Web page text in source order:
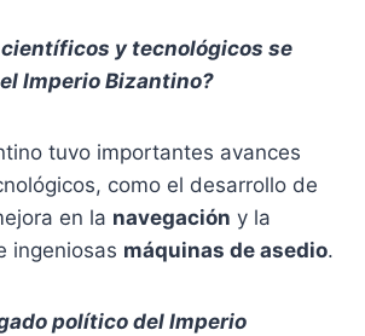
científicos y tecnológicos se
Imperio Bizantino?
tuvo importantes avances
como el desarrollo de
en la navegación y la
ingeniosas máquinas de asedio.
político del Imperio